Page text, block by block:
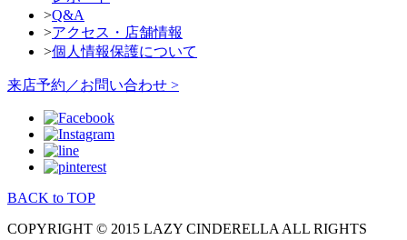
>Q&A
>アクセス・店舗情報
>個人情報保護について
来店予約／お問い合わせ >
BACK to TOP
COPYRIGHT © 2015 LAZY CINDERELLA ALL RIGHTS